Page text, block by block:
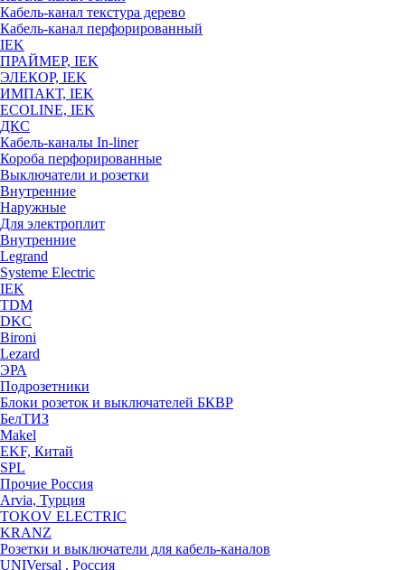
Кабель-канал текстура дерево
Кабель-канал перфорированный
IEK
ПРАЙМЕР, IEK
ЭЛЕКОР, IEK
ИМПАКТ, IEK
ECOLINE, IEK
ДКС
Кабель-каналы In-liner
Короба перфорированные
Выключатели и розетки
Внутренние
Наружные
Для электроплит
Внутренние
Legrand
Systeme Electric
IEK
TDM
DKC
Bironi
Lezard
ЭРА
Подрозетники
Блоки розеток и выключателей БКВР
БелТИЗ
Makel
EKF, Китай
SPL
Прочие Россия
Arvia, Турция
TOKOV ELECTRIC
KRANZ
Розетки и выключатели для кабель-каналов
UNIVersal , Россия